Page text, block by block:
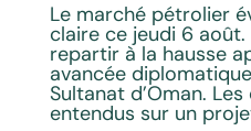
Le marché pétrolier
claire ce jeudi 6
repartir à la hausse
avancée
Sultanat d’Oman.
entendus sur un